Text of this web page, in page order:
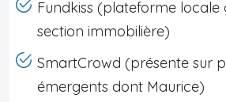
Fundkiss (plateforme locale
section immobilière)
SmartCrowd (présente sur
émergents dont Maurice)